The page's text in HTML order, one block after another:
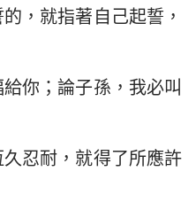
12 13
，就指著自己起誓，
給你；論子孫，我必叫
忍耐，就得了所應許